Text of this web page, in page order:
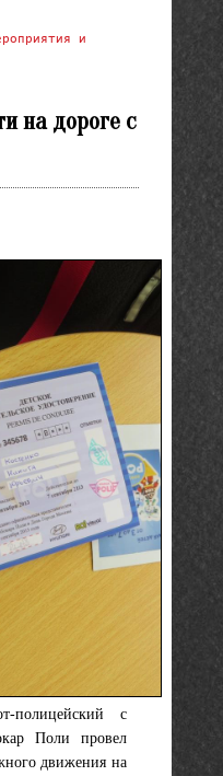
и
на дороге с
полицейский с
Поли провел
движения на